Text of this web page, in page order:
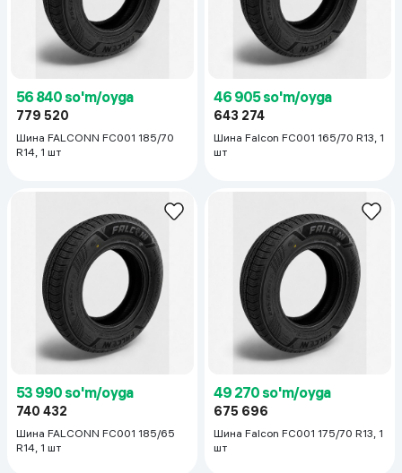
56 840 so'm/oyga
779 520
Шина FALCONN FC001 185/70
R14, 1 шт
46 905 so'm/oyga
643 274
Шина Falcon FC001 165/70 R13, 1
шт
53 990 so'm/oyga
740 432
Шина FALCONN FC001 185/65
R14, 1 шт
49 270 so'm/oyga
675 696
Шина Falcon FC001 175/70 R13, 1
шт